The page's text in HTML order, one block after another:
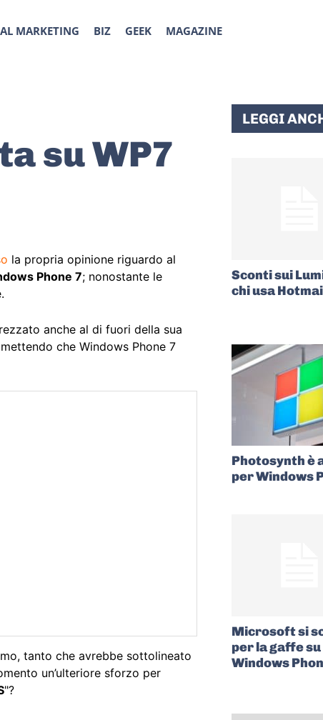
MARKETING BIZ GEEK MAGAZINE
su WP7
la propria opinione riguardo al
Phone 7; nonostante le
anche al di fuori della sua
che Windows Phone 7
tanto che avrebbe sottolineato
un’ulteriore sforzo per
"?
LEGGI
Sconti sui
chi usa
Photosynth è
per Windows
Microsoft si
per la gaffe su
Windows